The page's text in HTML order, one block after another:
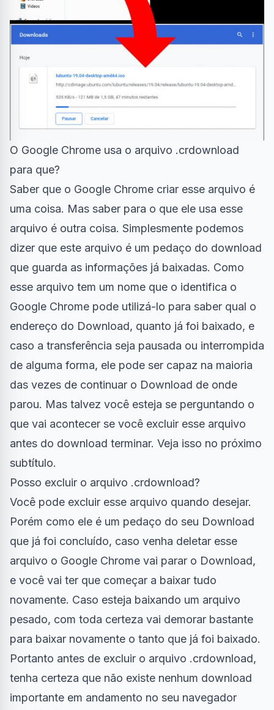
O Google Chrome usa o arquivo .crdownload
para que?
Saber que o Google Chrome criar esse arquivo é
uma coisa. Mas saber para o que ele usa esse
arquivo é outra coisa. Simplesmente podemos
dizer que este arquivo é um pedaço do download
que guarda as informações já baixadas. Como
esse arquivo tem um nome que o identifica o
Google Chrome pode utilizá-lo para saber qual o
endereço do Download, quanto já foi baixado, e
caso a transferência seja pausada ou interrompida
de alguma forma, ele pode ser capaz na maioria
das vezes de continuar o Download de onde
parou. Mas talvez você esteja se perguntando o
que vai acontecer se você excluir esse arquivo
antes do download terminar. Veja isso no próximo
subtítulo.
Posso excluir o arquivo .crdownload?
Você pode excluir esse arquivo quando desejar.
Porém como ele é um pedaço do seu Download
que já foi concluído, caso venha deletar esse
arquivo o Google Chrome vai parar o Download,
e você vai ter que começar a baixar tudo
novamente. Caso esteja baixando um arquivo
pesado, com toda certeza vai demorar bastante
para baixar novamente o tanto que já foi baixado.
Portanto antes de excluir o arquivo .crdownload,
tenha certeza que não existe nenhum download
importante em andamento no seu navegador